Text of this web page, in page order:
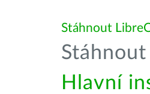
Stáhnout
Hlavní